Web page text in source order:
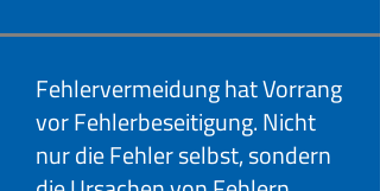
Fehlervermeidung hat Vorrang
vor Fehlerbeseitigung. Nicht
nur die Fehler selbst, sondern